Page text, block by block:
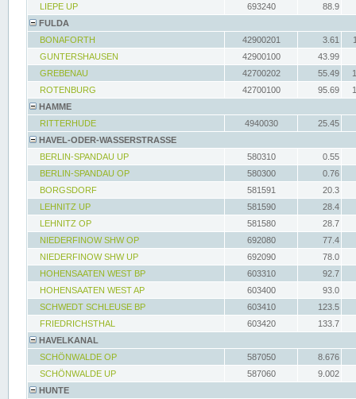
LIEPE UP
693240
88.9
FULDA
BONAFORTH
42900201 3.61
GUNTERSHAUSEN
42900100
43.99
GREBENAU
42700202 55.49
ROTENBURG
42700100 95.69
HAMME
RITTERHUDE
4940030
25.45
HAVEL-ODER-WASSERSTRASSE
BERLIN-SPANDAU UP
580310
0.55
BERLIN-SPANDAU OP
580300
0.76
BORGSDORF
581591
20.3
LEHNITZ UP
581590
28.4
LEHNITZ OP
581580
28.7
NIEDERFINOW SHW OP
692080
77.4
NIEDERFINOW SHW UP
692090
78.0
HOHENSAATEN WEST BP
603310
92.7
HOHENSAATEN WEST AP
603400
93.0
SCHWEDT SCHLEUSE BP
603410
123.5
FRIEDRICHSTHAL
603420
133.7
HAVELKANAL
SCHÖNWALDE OP
587050
8.676
SCHÖNWALDE UP
587060
9.002
HUNTE